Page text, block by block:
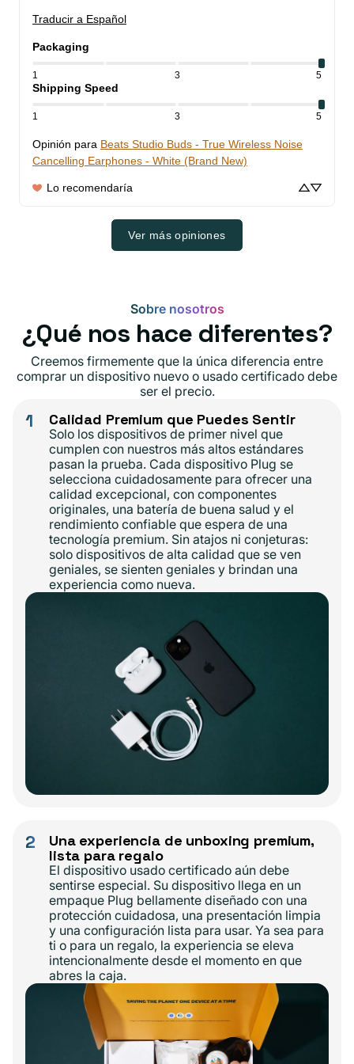
Traducir a Español
Packaging
1 3 5
Shipping Speed
1 3 5
Opinión para Beats Studio Buds - True Wireless Noise
Cancelling Earphones - White (Brand New)
Lo recomendaría
Ver más opiniones
Sobre nosotros
¿Qué nos hace diferentes?
Creemos firmemente que la única diferencia entre
comprar un dispositivo nuevo o usado certificado debe
ser el precio.
1 Calidad Premium que Puedes Sentir
Solo los dispositivos de primer nivel que
cumplen con nuestros más altos estándares
pasan la prueba. Cada dispositivo Plug se
selecciona cuidadosamente para ofrecer una
calidad excepcional, con componentes
originales, una batería de buena salud y el
rendimiento confiable que espera de una
tecnología premium. Sin atajos ni conjeturas:
solo dispositivos de alta calidad que se ven
geniales, se sienten geniales y brindan una
experiencia como nueva.
2
Una experiencia de unboxing premium,
lista para regalo
El dispositivo usado certificado aún debe
sentirse especial. Su dispositivo llega en un
empaque Plug bellamente diseñado con una
protección cuidadosa, una presentación limpia
y una configuración lista para usar. Ya sea para
ti o para un regalo, la experiencia se eleva
intencionalmente desde el momento en que
abres la caja.